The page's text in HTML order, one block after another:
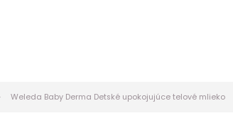
Weleda Baby Derma Detské upokojujúce telové mlieko